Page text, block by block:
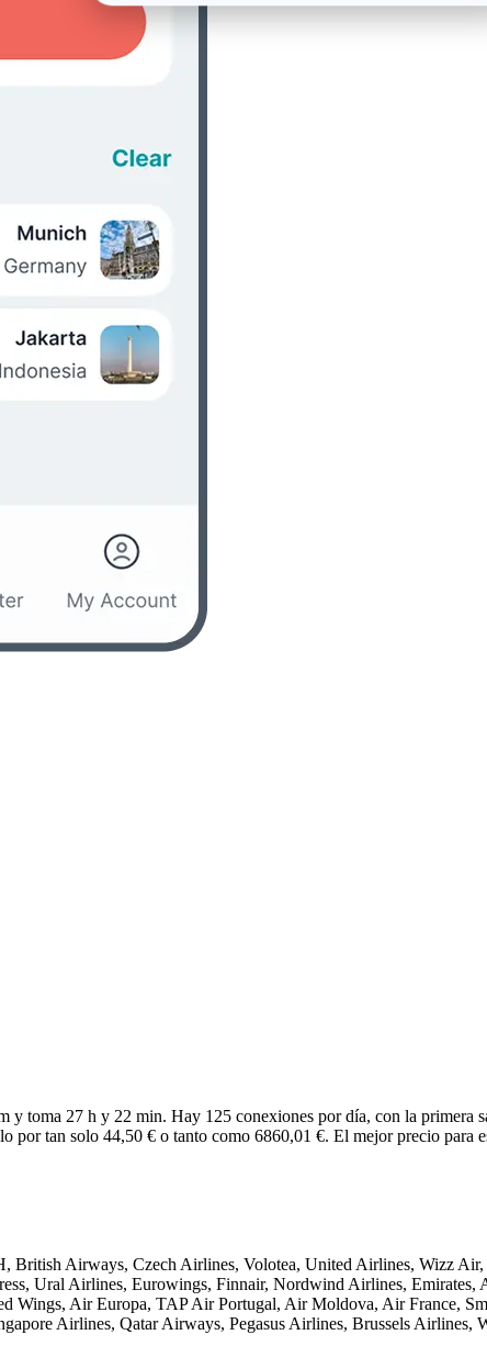
y toma 27 h y 22 min. Hay 125 conexiones por día, con la primera
por tan solo 44,50 € o tanto como 6860,01 €. El mejor precio para
British Airways, Czech Airlines, Volotea, United Airlines, Wizz
Ural Airlines, Eurowings, Finnair, Nordwind Airlines, Emirates,
Wings, Air Europa, TAP Air Portugal, Air Moldova, Air France,
Airlines, Qatar Airways, Pegasus Airlines, Brussels